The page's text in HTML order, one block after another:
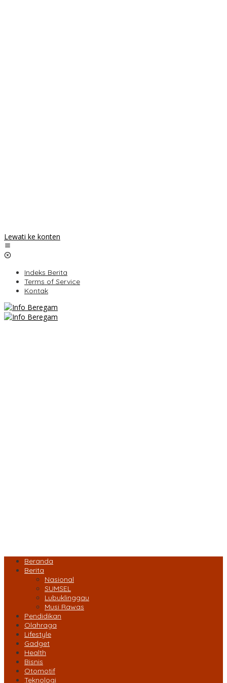
Lewati ke konten
Indeks Berita
Terms of Service
Kontak
Beranda
Berita
Nasional
SUMSEL
Lubuklinggau
Musi Rawas
Pendidikan
Olahraga
Lifestyle
Gadget
Health
Bisnis
Otomotif
Teknologi